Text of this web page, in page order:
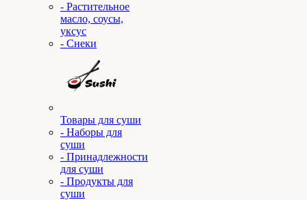
- Растительное
масло, соусы,
уксус
- Снеки
Товары для суши
- Наборы для
суши
- Принадлежности
для суши
- Продукты для
суши